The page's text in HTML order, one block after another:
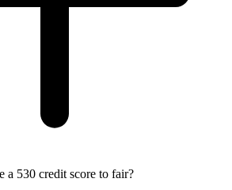
a 530 credit score to fair?